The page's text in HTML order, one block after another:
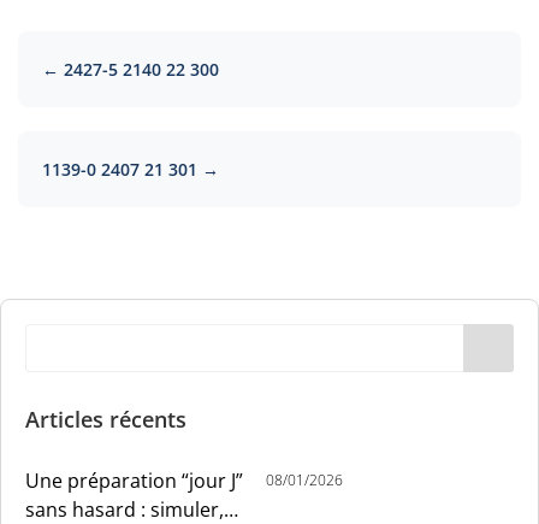
← 2427-5 2140 22 300
1139-0 2407 21 301 →
Articles récents
Une préparation “jour J”
sans hasard : simuler,
08/01/2026